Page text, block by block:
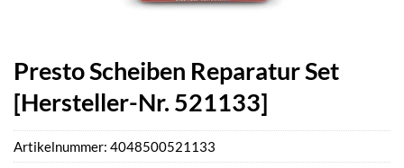
Presto Scheiben Reparatur Set
[Hersteller-Nr. 521133]
Artikelnummer: 4048500521133